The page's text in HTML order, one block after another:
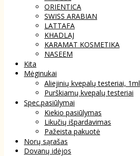
ORIENTICA
SWISS ARABIAN
LATTAFA
KHADLAJ
KARAMAT KOSMETIKA
NASEEM
Kita
Mėginukai
Aliejinių kvepalų testeriai, 1ml
Purškiamų kvepalų testeriai
Spec.pasiūlymai
Kiekio pasiūlymas
Likučių išpardavimas
Pažeista pakuotė
Norų sąrašas
Dovanų idėjos